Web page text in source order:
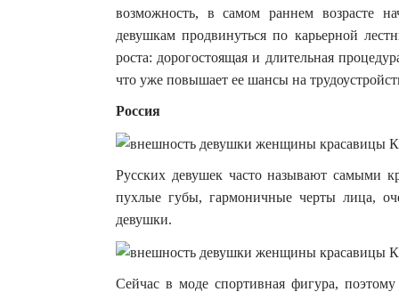
возможность, в самом раннем возрасте
девушкам продвинуться по карьерной
роста: дорогостоящая и длительная
что уже повышает ее шансы на
Россия
Русских девушек часто называют самыми
пухлые губы, гармоничные черты лица,
девушки.
Сейчас в моде спортивная фигура,